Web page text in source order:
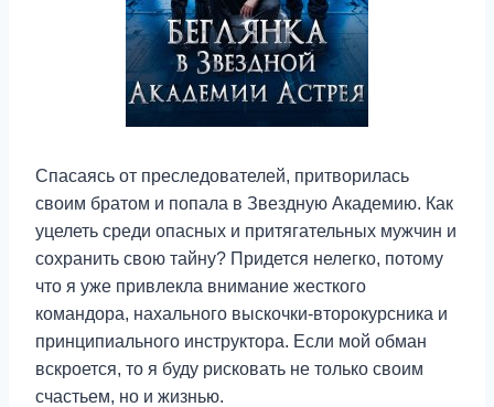
Спасаясь от преследователей, притворилась
своим братом и попала в Звездную Академию. Как
уцелеть среди опасных и притягательных мужчин и
сохранить свою тайну? Придется нелегко, потому
что я уже привлекла внимание жесткого
командора, нахального выскочки-второкурсника и
принципиального инструктора. Если мой обман
вскроется, то я буду рисковать не только своим
счастьем, но и жизнью.